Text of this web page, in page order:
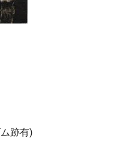
跡有)